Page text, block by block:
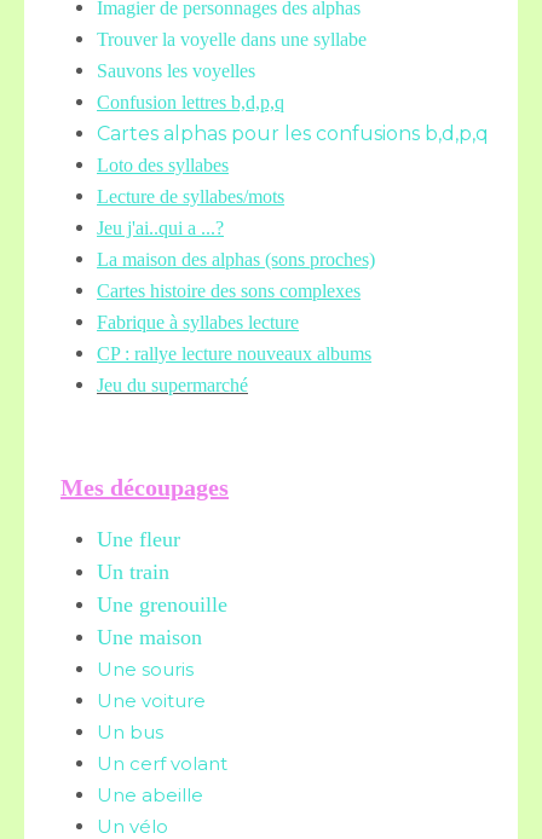
Imagier de personnages des alphas
Trouver la voyelle dans une syllabe
Sauvons les voyelles
Confusion lettres b,d,p,q
Cartes alphas pour les confusions b,d,p,q
Loto des syllabes
Lecture de syllabes/mots
Jeu j'ai..qui a ...?
La maison des alphas (sons proches)
Cartes histoire des sons complexes
Fabrique à syllabes lecture
CP : rallye lecture nouveaux albums
Jeu du supermarché
Mes découpages
Une fleur
Un train
Une grenouille
Une maison
Une souris
Une voiture
Un bus
Un cerf volant
Une abeille
Un vélo